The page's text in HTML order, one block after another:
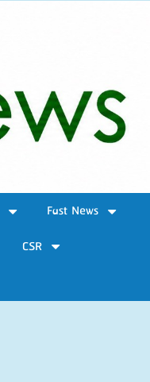
Fast News
CSR